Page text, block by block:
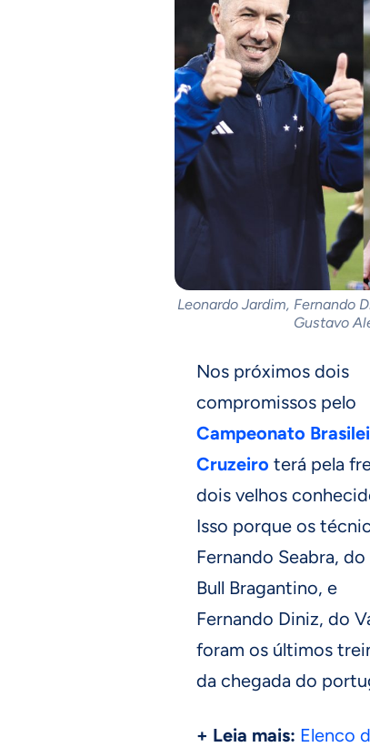
Leonardo Jardim, Fernando
Gustavo
Nos próximos dois
compromissos pelo
Campeonato
Cruzeiro terá pela
dois velhos
Isso porque os
Fernando Seabra, do
Bull Bragantino, e
Fernando Diniz, do
foram os últimos
da chegada do
+ Leia mais: Elenco